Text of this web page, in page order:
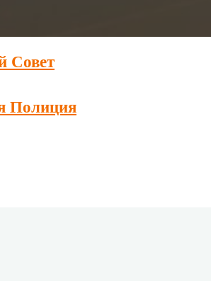
Совет
Полиция